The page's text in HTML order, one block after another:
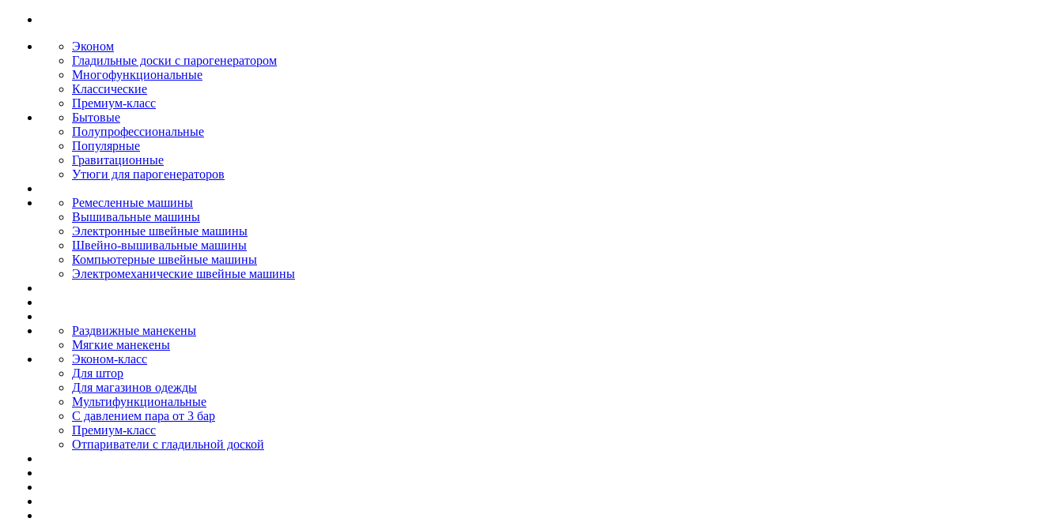
Эконом
Гладильные доски с парогенератором
Многофункциональные
Классические
Премиум-класс
Бытовые
Полупрофессиональные
Популярные
Гравитационные
Утюги для парогенераторов
Ремесленные машины
Вышивальные машины
Электронные швейные машины
Швейно-вышивальные машины
Компьютерные швейные машины
Электромеханические швейные машины
Раздвижные манекены
Мягкие манекены
Эконом-класс
Для штор
Для магазинов одежды
Мультифункциональные
С давлением пара от 3 бар
Премиум-класс
Отпариватели с гладильной доской